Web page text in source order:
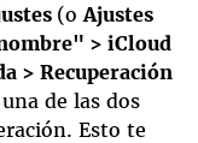
(o Ajustes
> iCloud
> Recuperación
de las dos
Esto te